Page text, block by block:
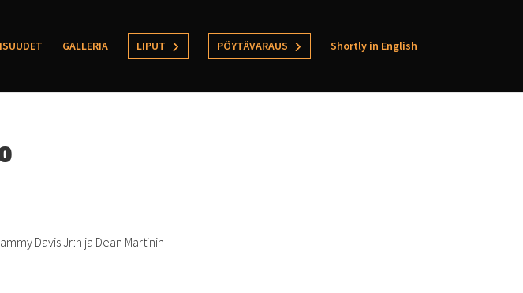
GALLERIA LIPUT PÖYTÄVARAUS Shortly in English
Davis Jr:n ja Dean Martinin